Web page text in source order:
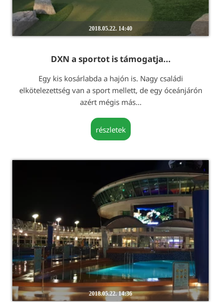
2018.05.22. 14:40
DXN a sportot is támogatja...
Egy kis kosárlabda a hajón is. Nagy családi
elkötelezettség van a sport mellett, de egy óceánjárón
azért mégis más...
részletek
2018.05.22. 14:36